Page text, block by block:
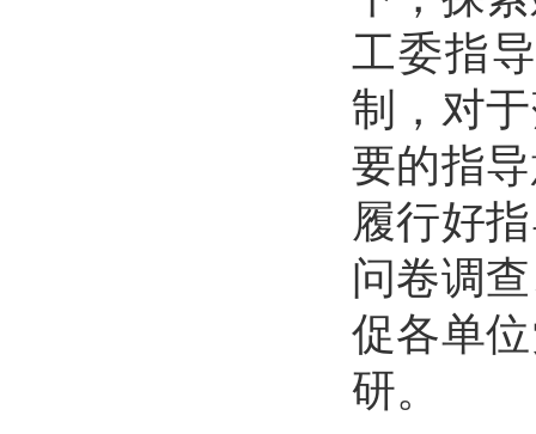
工委指
制，对
要的指
履行好
问卷调
促各单
研。